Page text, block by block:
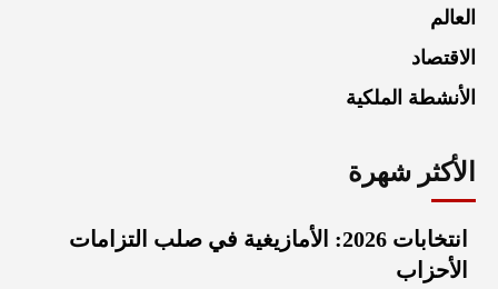
العالم
الاقتصاد
الأنشطة الملكية
الأكثر شهرة
انتخابات 2026: الأمازيغية في صلب التزامات
الأحزاب